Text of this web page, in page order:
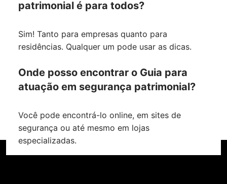
patrimonial é para todos?
Sim! Tanto para empresas quanto para
residências. Qualquer um pode usar as dicas.
Onde posso encontrar o Guia para
atuação em segurança patrimonial?
Você pode encontrá-lo online, em sites de
segurança ou até mesmo em lojas
especializadas.